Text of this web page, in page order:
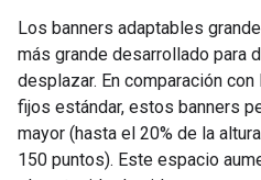
Los banners adaptables
más grande desarrollado para
desplazar. En comparación
fijos estándar, estos banners
mayor (hasta el 20% de la
150 puntos). Este espacio